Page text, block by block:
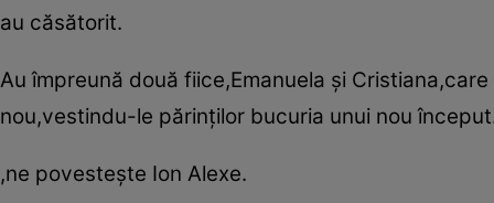
au căsătorit.
Au împreună două fiice,Emanuela şi
nou,vestindu-le părinţilor bucuria unui nou
,ne povesteşte Ion Alexe.